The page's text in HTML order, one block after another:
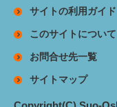
サイトの利用ガイド
このサイトについて
お問合せ先一覧
サイトマップ